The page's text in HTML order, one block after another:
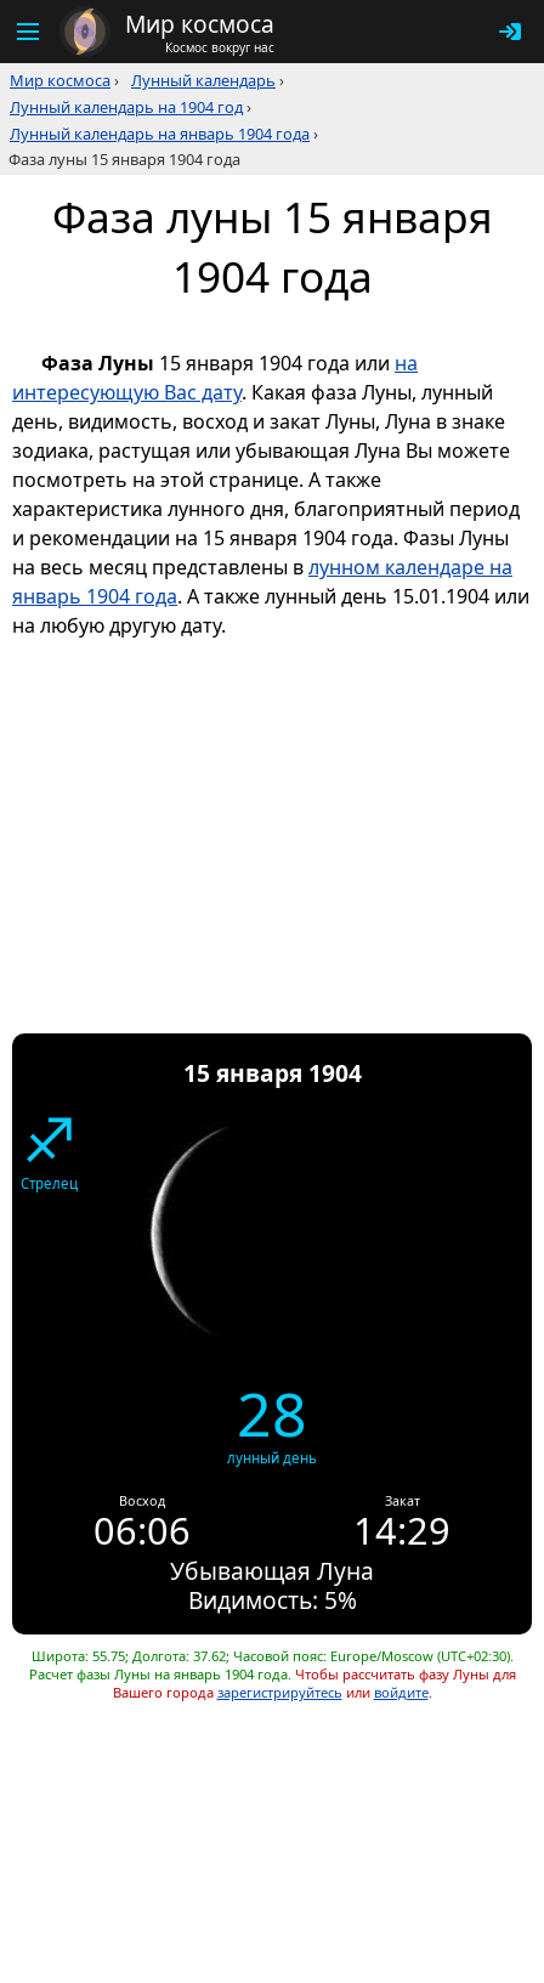
Мир космоса
Космос вокруг нас
Мир космоса› Лунный календарь ›
Лунный календарь на 1904 год›
Лунный календарь на январь 1904 года›
Фаза луны 15 января 1904 года
Фаза луны 15 января
1904 года
Фаза Луны 15 января 1904 года или на
интересующую Вас дату. Какая фаза Луны, лунный
день, видимость, восход и закат Луны, Луна в знаке
зодиака, растущая или убывающая Луна Вы можете
посмотреть на этой странице. А также
характеристика лунного дня, благоприятный период
и рекомендации на 15 января 1904 года. Фазы Луны
на весь месяц представлены влунном календаре на
январь 1904 года. А также лунный день 15.01.1904 или
на любую другую дату.
15 января 1904
♐
Стрелец
28
лунный день
Восход
06:06
Закат
14:29
Убывающая Луна
Видимость: 5%
Широта: 55.75; Долгота: 37.62; Часовой пояс: Europe/Moscow (UTC+02:30).
Расчет фазы Луны на январь 1904 года. Чтобы рассчитать фазу Луны для
Вашего города зарегистрируйтесь или войдите.